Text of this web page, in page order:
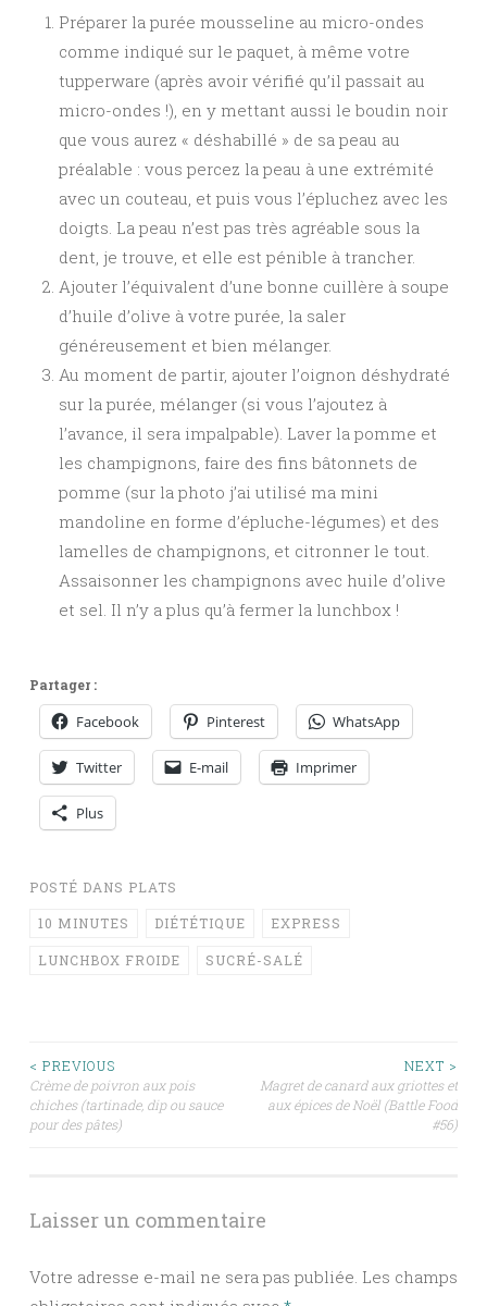
Préparer la purée mousseline au micro-ondes
comme indiqué sur le paquet, à même votre
tupperware (après avoir vérifié qu’il passait au
micro-ondes !), en y mettant aussi le boudin noir
que vous aurez « déshabillé » de sa peau au
préalable : vous percez la peau à une extrémité
avec un couteau, et puis vous l’épluchez avec les
doigts. La peau n’est pas très agréable sous la
dent, je trouve, et elle est pénible à trancher.
Ajouter l’équivalent d’une bonne cuillère à soupe
d’huile d’olive à votre purée, la saler
généreusement et bien mélanger.
Au moment de partir, ajouter l’oignon déshydraté
sur la purée, mélanger (si vous l’ajoutez à
l’avance, il sera impalpable). Laver la pomme et
les champignons, faire des fins bâtonnets de
pomme (sur la photo j’ai utilisé ma mini
mandoline en forme d’épluche-légumes) et des
lamelles de champignons, et citronner le tout.
Assaisonner les champignons avec huile d’olive
et sel. Il n’y a plus qu’à fermer la lunchbox !
Partager :
Facebook Pinterest WhatsApp
Twitter E-mail Imprimer
Plus
POSTÉ DANS PLATS
10 MINUTES DIÉTÉTIQUE EXPRESS
LUNCHBOX FROIDE SUCRÉ-SALÉ
Navigation
des
< PREVIOUS
Crème de poivron aux pois
chiches (tartinade, dip ou sauce
pour des pâtes)
NEXT >
Magret de canard aux griottes et
aux épices de Noël (Battle Food
#56)
Laisser un commentaire
Votre adresse e-mail ne sera pas publiée. Les champs